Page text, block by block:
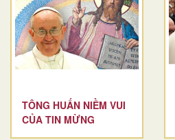
TÔNG HUẤN NIỀM VUI
CỦA TIN MỪNG